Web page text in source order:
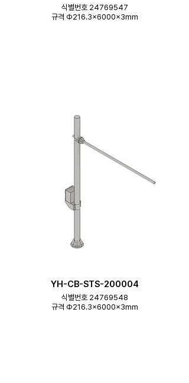
식별번호 24769547
규격 Φ216.3×6000×3mm
YH-CB-STS-200004
식별번호 24769548
규격 Φ216.3×6000×3mm